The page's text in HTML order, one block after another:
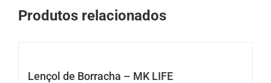
Produtos relacionados
Lençol de Borracha – MK LIFE